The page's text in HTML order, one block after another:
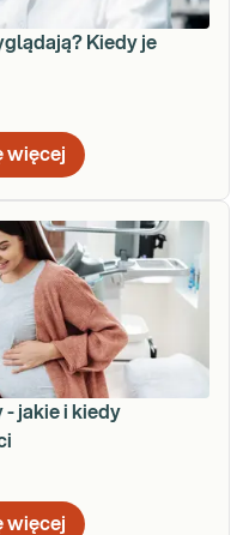
Kiedy je
więcej
- jakie i kiedy
więcej